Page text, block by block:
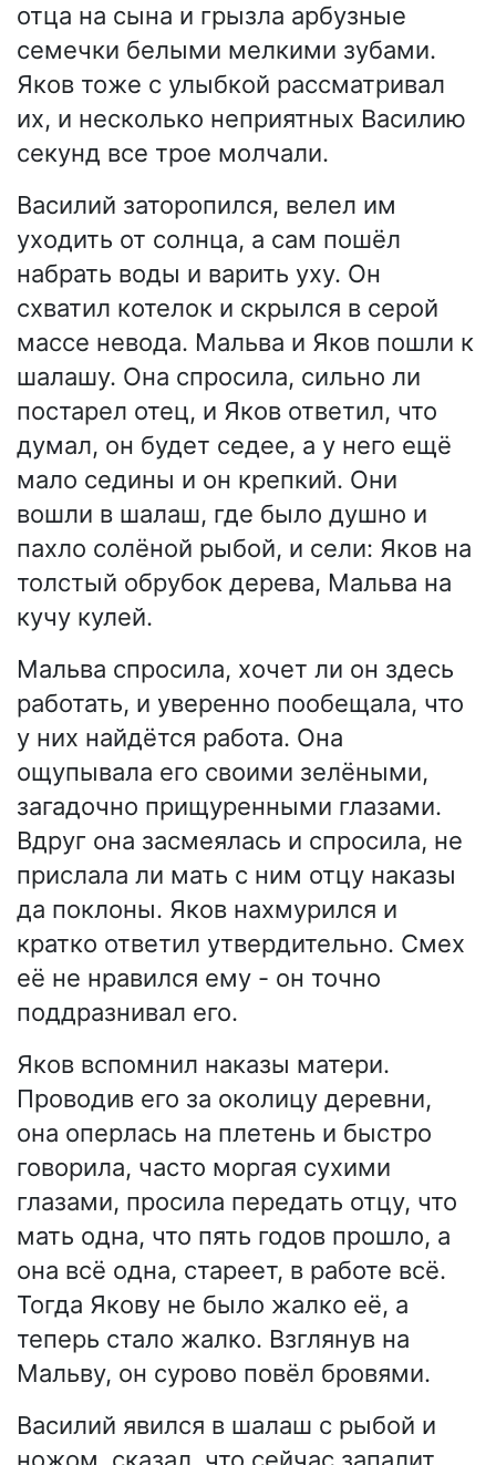
отца на сына и грызла арбузные
семечки белыми мелкими зубами.
Яков тоже с улыбкой рассматривал
их, и несколько неприятных Василию
секунд все трое молчали.
Василий заторопился, велел им
уходить от солнца, а сам пошёл
набрать воды и варить уху. Он
схватил котелок и скрылся в серой
массе невода. Мальва и Яков пошли к
шалашу. Она спросила, сильно ли
постарел отец, и Яков ответил, что
думал, он будет седее, а у него ещё
мало седины и он крепкий. Они
вошли в шалаш, где было душно и
пахло солёной рыбой, и сели: Яков на
толстый обрубок дерева, Мальва на
кучу кулей.
Мальва спросила, хочет ли он здесь
работать, и уверенно пообещала, что
у них найдётся работа. Она
ощупывала его своими зелёными,
загадочно прищуренными глазами.
Вдруг она засмеялась и спросила, не
прислала ли мать с ним отцу наказы
да поклоны. Яков нахмурился и
кратко ответил утвердительно. Смех
её не нравился ему - он точно
поддразнивал его.
Яков вспомнил наказы матери.
Проводив его за околицу деревни,
она оперлась на плетень и быстро
говорила, часто моргая сухими
глазами, просила передать отцу, что
мать одна, что пять годов прошло, а
она всё одна, стареет, в работе всё.
Тогда Якову не было жалко её, а
теперь стало жалко. Взглянув на
Мальву, он сурово повёл бровями.
Василий явился в шалаш с рыбой и